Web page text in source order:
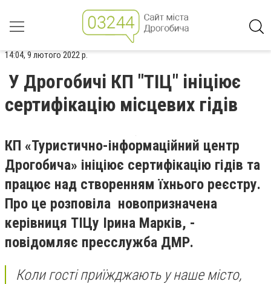
14:04, 9 лютого 2022 р.
У Дрогобичі КП "ТІЦ" ініціює
сертифікацію місцевих гідів
КП «Туристично-інформаційний центр
Дрогобича» ініціює сертифікацію гідів та
працює над створенням їхнього реєстру.
Про це розповіла новопризначена
керівниця ТІЦу Ірина Марків, -
повідомляє пресслужба ДМР.
Коли гості приїжджають у наше місто,